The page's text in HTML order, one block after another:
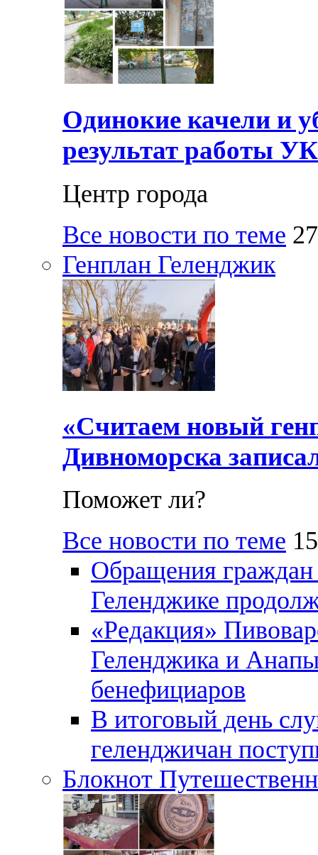
Одинокие качели и
результат работы
Центр города
Все новости по теме
Генплан Геленджик
«Считаем новый
Дивноморска
Поможет ли?
Все новости по теме
Обращения граждан
Геленджике
«Редакция»
Геленджика и
бенефициаров
В итоговый день
геленджичан
Блокнот